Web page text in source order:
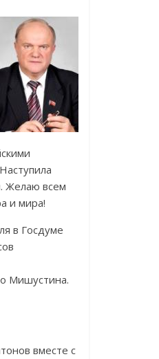
Желаю всем
и мира!
в Госдуме
Мишустина.
вместе с